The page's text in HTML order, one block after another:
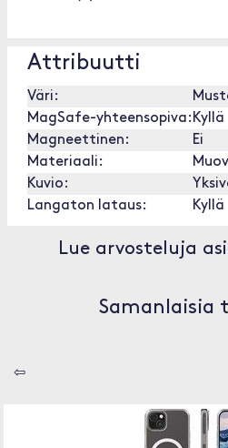
Attribuutti
Väri:
MagSafe-yhteensopiva: Kyllä
Magneettinen:
Ei
Materiaali:
Kuvio:
Langaton lataus:
Kyllä
Lue arvosteluja
Samanlaisia
⇦